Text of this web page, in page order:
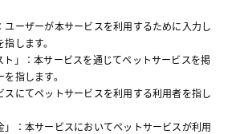
ユーザーが本サービスを利用するために入力し
します。
ト」：本サービスを通じてペットサービスを掲
指します。
スにてペットサービスを利用する利用者を指し
」：本サービスにおいてペットサービスが利用